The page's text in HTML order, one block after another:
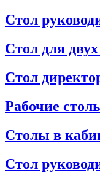
Стол
Стол для
Стол
Рабочие
Столы в
Стол